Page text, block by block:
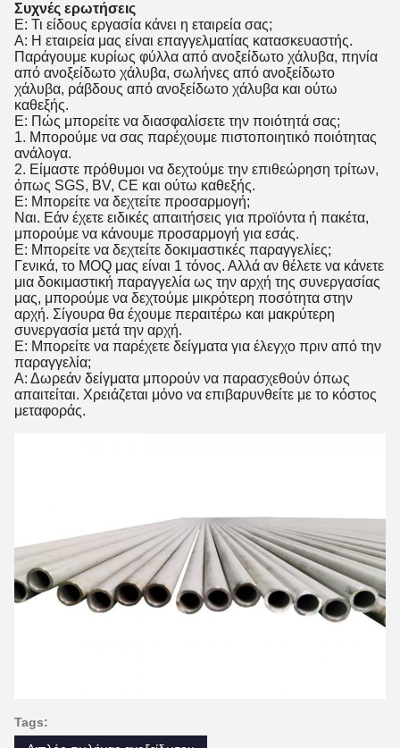
Συχνές ερωτήσεις
Ε: Τι είδους εργασία κάνει η εταιρεία σας;
Α: Η εταιρεία μας είναι επαγγελματίας κατασκευαστής.
Παράγουμε κυρίως φύλλα από ανοξείδωτο χάλυβα, πηνία
από ανοξείδωτο χάλυβα, σωλήνες από ανοξείδωτο
χάλυβα, ράβδους από ανοξείδωτο χάλυβα και ούτω
καθεξής.
Ε: Πώς μπορείτε να διασφαλίσετε την ποιότητά σας;
1. Μπορούμε να σας παρέχουμε πιστοποιητικό ποιότητας
ανάλογα.
2. Είμαστε πρόθυμοι να δεχτούμε την επιθεώρηση τρίτων,
όπως SGS, BV, CE και ούτω καθεξής.
Ε: Μπορείτε να δεχτείτε προσαρμογή;
Ναι. Εάν έχετε ειδικές απαιτήσεις για προϊόντα ή πακέτα,
μπορούμε να κάνουμε προσαρμογή για εσάς.
Ε: Μπορείτε να δεχτείτε δοκιμαστικές παραγγελίες;
Γενικά, το MOQ μας είναι 1 τόνος. Αλλά αν θέλετε να κάνετε
μια δοκιμαστική παραγγελία ως την αρχή της συνεργασίας
μας, μπορούμε να δεχτούμε μικρότερη ποσότητα στην
αρχή. Σίγουρα θα έχουμε περαιτέρω και μακρύτερη
συνεργασία μετά την αρχή.
Ε: Μπορείτε να παρέχετε δείγματα για έλεγχο πριν από την
παραγγελία;
Α: Δωρεάν δείγματα μπορούν να παρασχεθούν όπως
απαιτείται. Χρειάζεται μόνο να επιβαρυνθείτε με το κόστος
μεταφοράς.
Tags: